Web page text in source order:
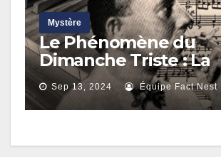
Mystère
Le Phénomène du
Dimanche Triste : La
Musique et son
Sombre
Sep 13, 2024 Équipe Fact Nest